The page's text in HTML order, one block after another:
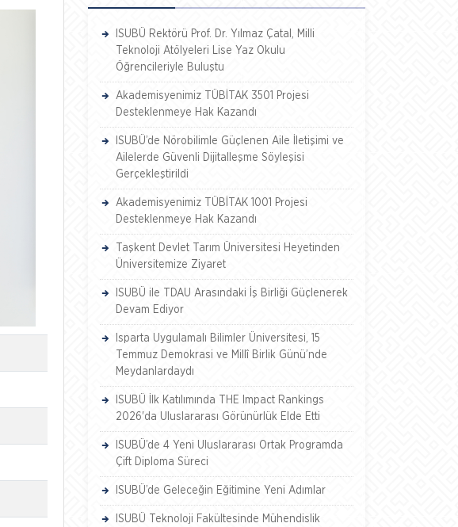
ISUBÜ Rektörü Prof. Dr. Yılmaz Çatal, Milli
Teknoloji Atölyeleri Lise Yaz Okulu
Öğrencileriyle Buluştu
Akademisyenimiz TÜBİTAK 3501 Projesi
Desteklenmeye Hak Kazandı
ISUBÜ’de Nörobilimle Güçlenen Aile İletişimi ve
Ailelerde Güvenli Dijitalleşme Söyleşisi
Gerçekleştirildi
Akademisyenimiz TÜBİTAK 1001 Projesi
Desteklenmeye Hak Kazandı
Taşkent Devlet Tarım Üniversitesi Heyetinden
Üniversitemize Ziyaret
ISUBÜ ile TDAU Arasındaki İş Birliği Güçlenerek
Devam Ediyor
Isparta Uygulamalı Bilimler Üniversitesi, 15
Temmuz Demokrasi ve Millî Birlik Günü’nde
Meydanlardaydı
ISUBÜ İlk Katılımında THE Impact Rankings
2026'da Uluslararası Görünürlük Elde Etti
ISUBÜ’de 4 Yeni Uluslararası Ortak Programda
Çift Diploma Süreci
ISUBÜ’de Geleceğin Eğitimine Yeni Adımlar
ISUBÜ Teknoloji Fakültesinde Mühendislik